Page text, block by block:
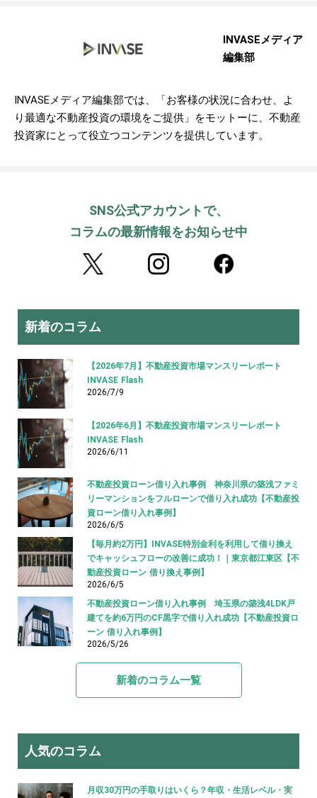
INVASEメディア
編集部
INVASEメディア編集部では、「お客様の状況に合わせ、よ
り最適な不動産投資の環境をご提供」をモットーに、不動産
投資家にとって役立つコンテンツを提供しています。
SNS公式アカウントで、
コラムの最新情報をお知らせ中
新着のコラム
【2026年7月】不動産投資市場マンスリーレポート
INVASE Flash
2026/7/9
【2026年6月】不動産投資市場マンスリーレポート
INVASE Flash
2026/6/11
不動産投資ローン借り入れ事例 神奈川県の築浅ファミ
リーマンションをフルローンで借り入れ成功【不動産投
資ローン借り入れ事例】
2026/6/5
【毎月約2万円】INVASE特別金利を利用して借り換え
でキャッシュフローの改善に成功！｜東京都江東区【不
動産投資ローン 借り換え事例】
2026/6/5
不動産投資ローン借り入れ事例 埼玉県の築浅4LDK戸
建てを約6万円のCF黒字で借り入れ成功【不動産投資ロ
ーン 借り入れ事例】
2026/5/26
新着のコラム一覧
人気のコラム
月収30万円の手取りはいくら？年収・生活レベル・実